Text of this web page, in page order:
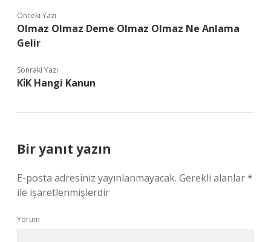
Önceki Yazı
Olmaz Olmaz Deme Olmaz Olmaz Ne Anlama
Gelir
Sonraki Yazı
Ki̇K Hangi Kanun
Bir yanıt yazın
E-posta adresiniz yayınlanmayacak. Gerekli alanlar*
ile işaretlenmişlerdir
Yorum